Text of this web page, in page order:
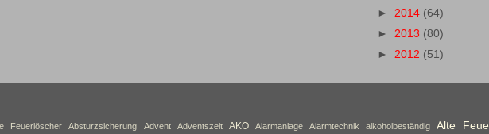
► 2014 (64)
► 2013 (80)
► 2012 (51)
Feuerlöscher Absturzsicherung Advent Adventszeit AKO Alarmanlage Alarmtechnik alkoholbeständig Alte